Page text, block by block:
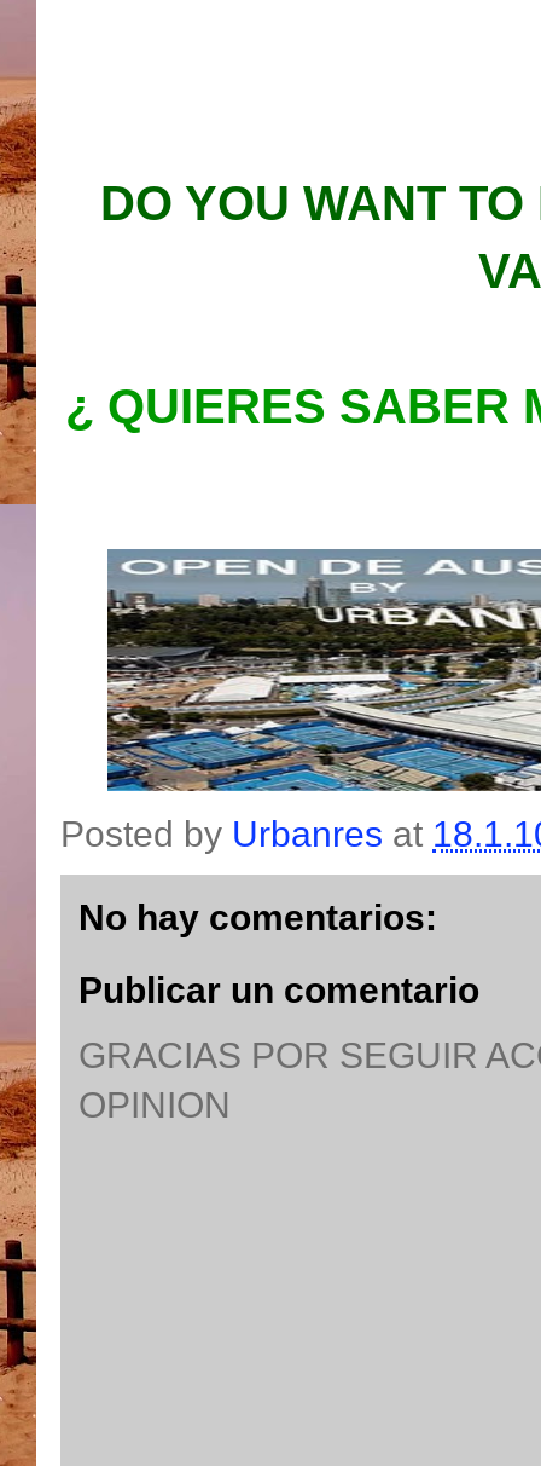
DO YOU WANT
¿ QUIERES SABER
Posted by Urbanres at
No hay comentarios:
Publicar un comentario
GRACIAS POR SEGUIR
OPINION